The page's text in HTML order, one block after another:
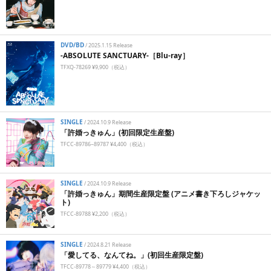
DVD/BD/2025.1.15 Release
-ABSOLUTE SANCTUARY-［Blu-ray］
TFXQ-78269 ¥9,900（税込）
SINGLE /2024.10.9 Release
「許婚っきゅん」(初回限定生産盤)
TFCC-89786~89787 ¥4,400（税込）
SINGLE /2024.10.9 Release
「許婚っきゅん」期間生産限定盤 (アニメ書き下ろしジャケッ
ト)
TFCC-89788 ¥2,200（税込）
SINGLE /2024.8.21 Release
「愛してる、なんてね。」(初回生産限定盤)
TFCC-89778～89779 ¥4,400（税込）